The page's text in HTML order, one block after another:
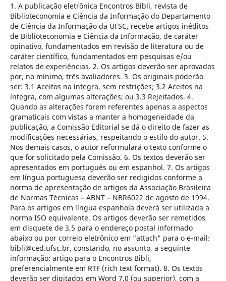
1. A publicação eletrônica Encontros Bibli, revista de
Biblioteconomia e Ciência da Informação do Departamento
de Ciência da Informação da UFSC, recebe artigos inéditos
de Biblioteconomia e Ciência da Informação, de caráter
opinativo, fundamentados em revisão de literatura ou de
caráter científico, fundamentados em pesquisas e/ou
relatos de experiências. 2. Os artigos deverão ser aprovados
por, no mínimo, três avaliadores. 3. Os originais poderão
ser: 3.1 Aceitos na íntegra, sem restrições; 3.2 Aceitos na
íntegra, com algumas alterações; ou 3.3 Rejeitados. 4.
Quando as alterações forem referentes apenas a aspectos
gramaticais com vistas a manter a homogeneidade da
publicação, a Comissão Editorial se dá o direito de fazer as
modificações necessárias, respeitando o estilo do autor. 5.
Nos demais casos, o autor reformulará o texto conforme o
que for solicitado pela Comissão. 6. Os textos deverão ser
apresentados em português ou em espanhol. 7. Os artigos
em língua portuguesa deverão ser redigidos conforme a
norma de apresentação de artigos da Associação Brasileira
de Normas Técnicas – ABNT – NBR6022 de agosto de 1994.
Para os artigos em língua espanhola deverá ser utilizada a
norma ISO equivalente. Os artigos deverão ser remetidos
em disquete de 3,5 para o endereço postal informado
abaixo ou por correio eletrônico em “attach" para o e-mail:
bibli@ced.ufsc.br, constando, no assunto, a seguinte
informação: artigo para o Encontros Bibli,
preferencialmente em RTF (rich text format). 8. Os textos
deverão ser digitados em Word 7.0 (ou superior), com a